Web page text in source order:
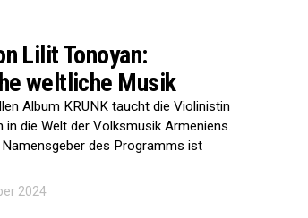
Lilit Tonoyan:
weltliche Musik
Album KRUNK taucht die Violinistin
in die Welt der Volksmusik Armeniens.
des Programms ist
2024